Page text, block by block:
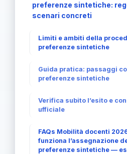
preferenze sintetiche:
scenari concreti
Limiti e ambiti della
preferenze sintetiche
Guida pratica: passaggi
preferenze sintetiche
Verifica subito l’esito e
ufficiale
FAQs Mobilità docenti
funziona l’assegnazione
preferenze sintetiche —